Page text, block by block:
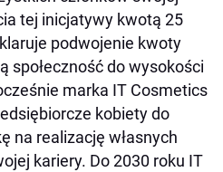
tej inicjatywy kwotą 25
podwojenie kwoty
społeczność do wysokości
marka IT Cosmetics
kobiety do
na realizację własnych
kariery. Do 2030 roku IT